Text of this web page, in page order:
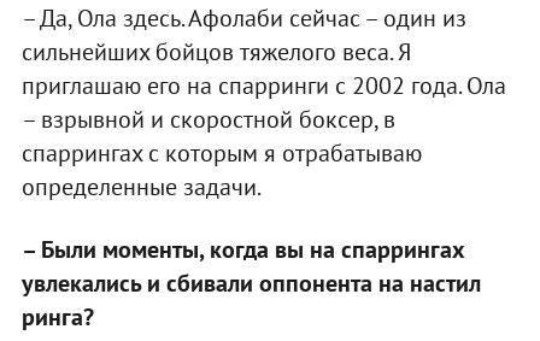
– Да, Ола здесь. Афолаби сейчас – один из
сильнейших бойцов тяжелого веса. Я
приглашаю его на спарринги с 2002 года. Ола
– взрывной и скоростной боксер, в
спаррингах с которым я отрабатываю
определенные задачи.
– Были моменты, когда вы на спаррингах
увлекались и сбивали оппонента на настил
ринга?